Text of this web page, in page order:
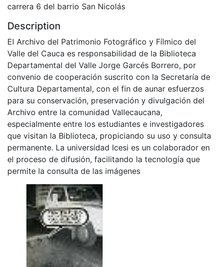
carrera 6 del barrio San Nicolás
Description
El Archivo del Patrimonio Fotográfico y Fílmico del
Valle del Cauca es responsabilidad de la Biblioteca
Departamental del Valle Jorge Garcés Borrero, por
convenio de cooperación suscrito con la Secretaría de
Cultura Departamental, con el fin de aunar esfuerzos
para su conservación, preservación y divulgación del
Archivo entre la comunidad Vallecaucana,
especialmente entre los estudiantes e investigadores
que visitan la Biblioteca, propiciando su uso y consulta
permanente. La universidad Icesi es un colaborador en
el proceso de difusión, facilitando la tecnología que
permite la consulta de las imágenes